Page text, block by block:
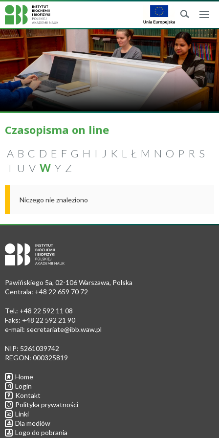
Czasopisma on line
A B C D E F G H I J K L Ł M N O P R S
T U V W Y Z
Niczego nie znaleziono
Pawińskiego 5a, 02-106 Warszawa, Polska
Centrala: +48 22 659 70 72
Tel.: +48 22 592 11 08
Faks: +48 22 592 21 90
e-mail: secretariate@ibb.waw.pl
NIP: 5261039742
REGON: 000325819
Home
Login
Kontakt
Polityka prywatności
Linki
Dla mediów
Logo do pobrania